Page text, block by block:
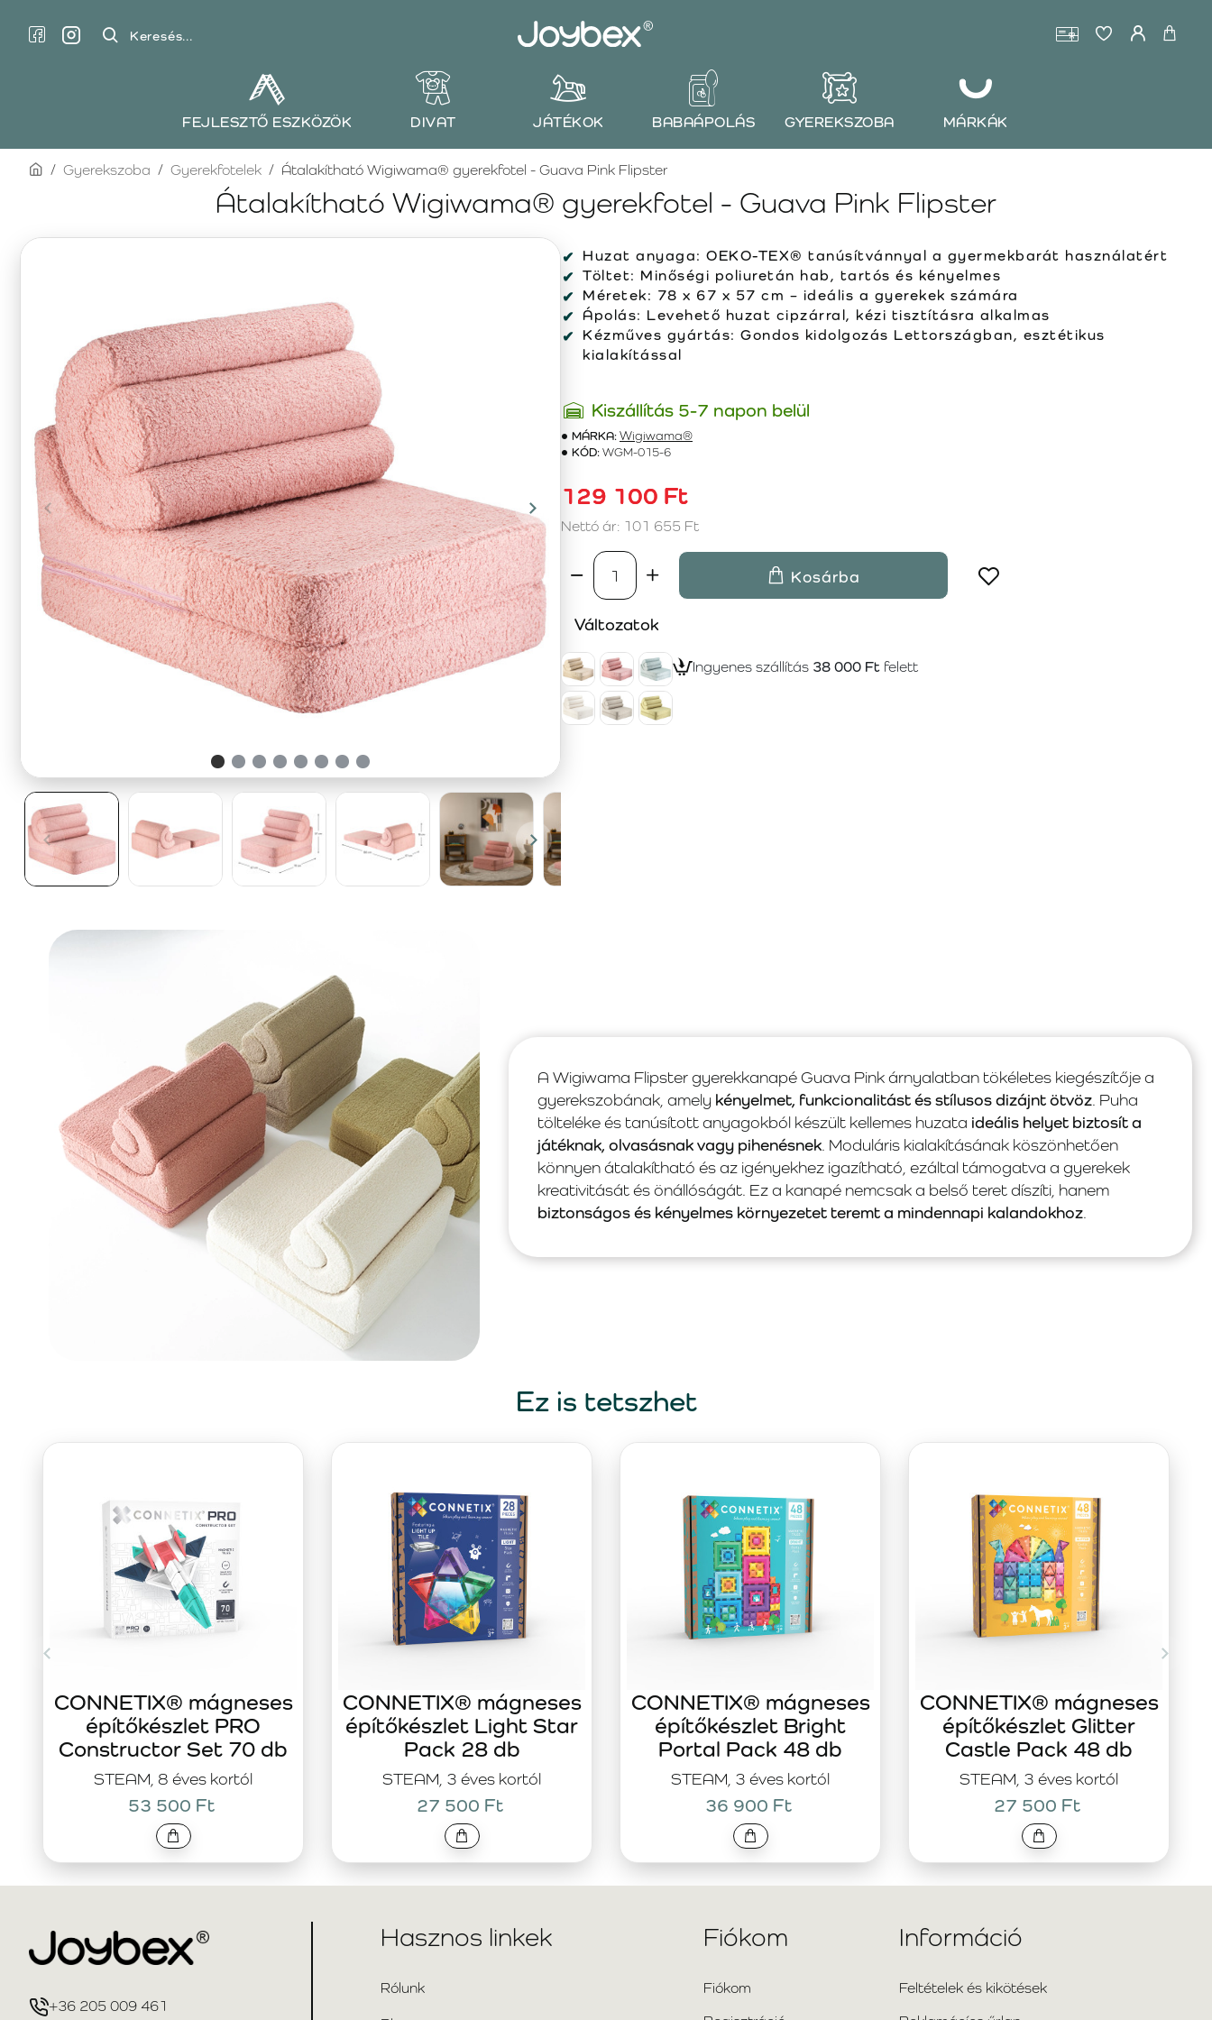
Keresés...
FEJLESZTŐ ESZKÖZÖK DIVAT JÁTÉKOK BABAÁPOLÁS GYEREKSZOBA MÁRKÁK
Átalakítható Wigiwama® gyerekfotel - Guava Pink Flipster
homeGyerekszoba Gyerekfotelek Átalakítható Wigiwama® gyerekfotel - Guava Pink Flipster
Huzat anyaga: OEKO-TEX® tanúsítvánnyal a gyermekbarát használatért
Töltet: Minőségi poliuretán hab, tartós és kényelmes
Méretek: 78 x 67 x 57 cm – ideális a gyerekek számára
Ápolás: Levehető huzat cipzárral, kézi tisztításra alkalmas
Kézműves gyártás: Gondos kidolgozás Lettországban, esztétikus
kialakítással
Kiszállítás 5-7 napon belül
MÁRKA:Wigiwama®
KÓD:WGM-015-6
129 100 Ft
Nettó ár: 101 655 Ft
Kosárba
Változatok
Ingyenes szállítás 38 000 Ft felett
A Wigiwama Flipster gyerekkanapé Guava Pink árnyalatban tökéletes kiegészítője a
gyerekszobának, amely kényelmet, funkcionalitást és stílusos dizájnt ötvöz. Puha
tölteléke és tanúsított anyagokból készült kellemes huzata ideális helyet biztosít a
játéknak, olvasásnak vagy pihenésnek. Moduláris kialakításának köszönhetően
könnyen átalakítható és az igényekhez igazítható, ezáltal támogatva a gyerekek
kreativitását és önállóságát. Ez a kanapé nemcsak a belső teret díszíti, hanem
biztonságos és kényelmes környezetet teremt a mindennapi kalandokhoz.
Ez is tetszhet
STEAM, 8 éves kortól
CONNETIX® mágneses
építőkészlet PRO
Constructor Set 70 db
53 500 Ft
STEAM, 3 éves kortól
CONNETIX® mágneses
építőkészlet Light Star
Pack 28 db
27 500 Ft
STEAM, 3 éves kortól
CONNETIX® mágneses
építőkészlet Bright
Portal Pack 48 db
36 900 Ft
STEAM, 3 éves kortól
CONNETIX® mágneses
építőkészlet Glitter
Castle Pack 48 db
27 500 Ft
+36 205 009 461
Hasznos linkek
Rólunk
Fiókom
Fiókom
Információ
Feltételek és kikötések